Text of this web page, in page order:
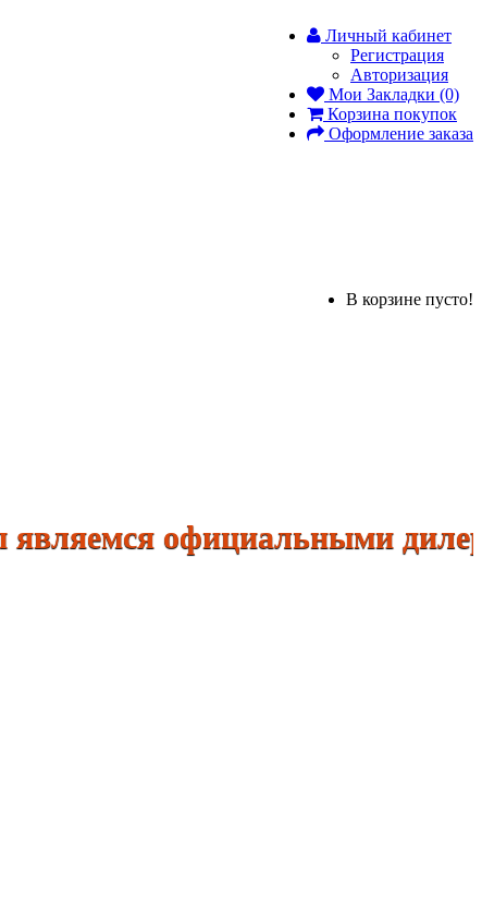
Личный кабинет
Регистрация
Авторизация
Мои Закладки (0)
Корзина покупок
Оформление заказа
В корзине пусто!
официальными